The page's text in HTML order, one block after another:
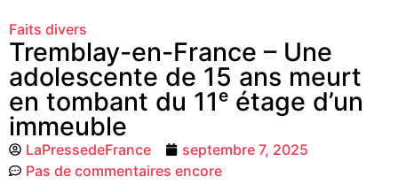
Faits divers
Tremblay-en-France – Une
adolescente de 15 ans meurt
en tombant du 11ᵉ étage d’un
immeuble
LaPressedeFrance
septembre 7, 2025
Pas de commentaires encore